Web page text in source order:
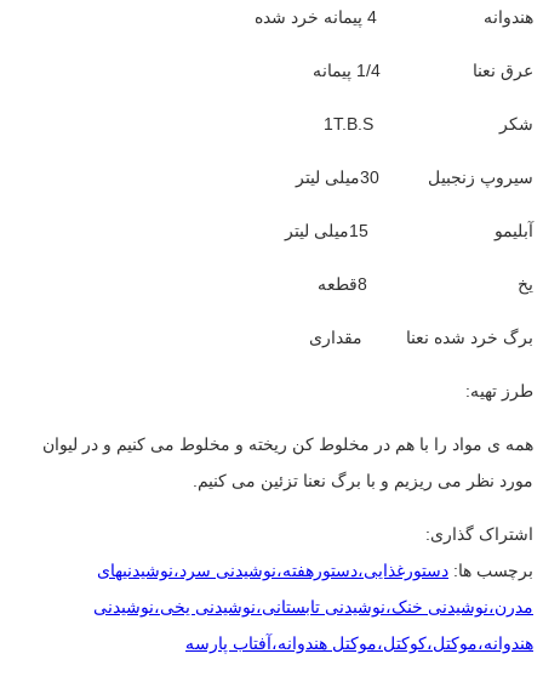
هندوانه 4 پیمانه خرد شده
عرق نعنا 1/4 پیمانه
شکر 1T.B.S
سیروپ زنجبیل 30میلی لیتر
آبلیمو 15میلی لیتر
یخ 8قطعه
برگ خرد شده نعنا مقداری
طرز تهیه:
همه ی مواد را با هم در مخلوط کن ریخته و مخلوط می کنیم و در لیوان
مورد نظر می ریزیم و با برگ نعنا تزئین می کنیم.
اشتراک گذاری:
برچسب ها: دستورغذایی،دستورهفته،نوشیدنی سرد،نوشیدنیهای
مدرن،نوشیدنی خنک،نوشیدنی تابستانی،نوشیدنی یخی،نوشیدنی
هندوانه،موکتل،کوکتل،موکتل هندوانه،آفتاب پارسه